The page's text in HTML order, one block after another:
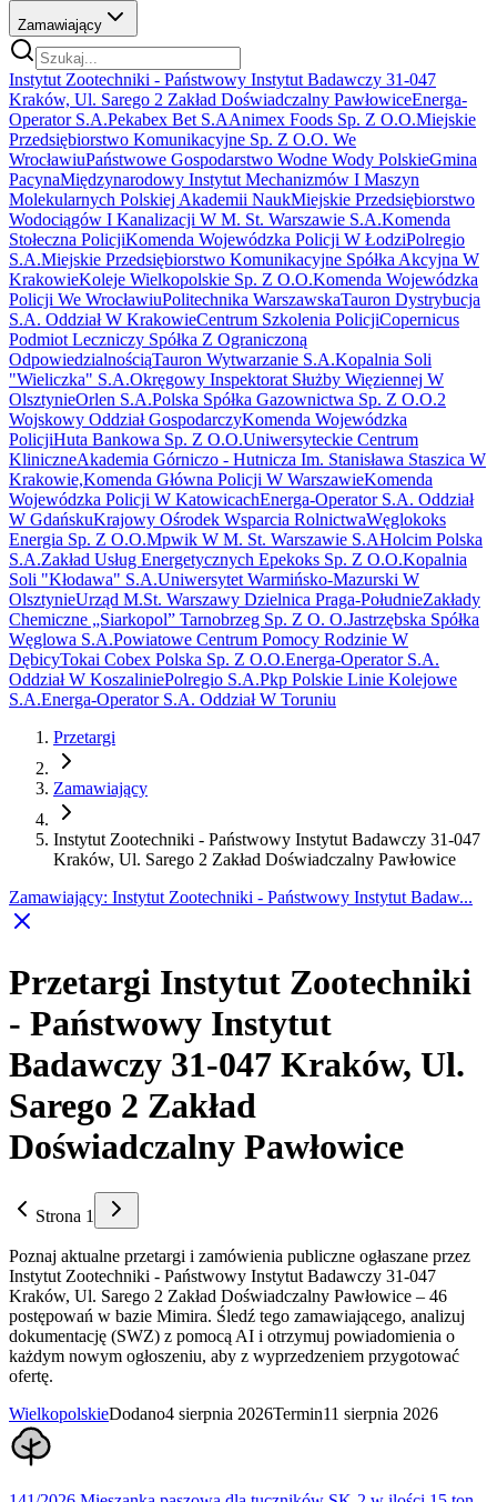
Zamawiający
Instytut Zootechniki - Państwowy Instytut Badawczy 31-047
Kraków, Ul. Sarego 2 Zakład Doświadczalny PawłowiceEnerga-
Operator S.A.Pekabex Bet S.AAnimex Foods Sp. Z O.O.Miejskie
Przedsiębiorstwo Komunikacyjne Sp. Z O.O. We
WrocławiuPaństwowe Gospodarstwo Wodne Wody PolskieGmina
PacynaMiędzynarodowy Instytut Mechanizmów I Maszyn
Molekularnych Polskiej Akademii NaukMiejskie Przedsiębiorstwo
Wodociągów I Kanalizacji W M. St. Warszawie S.A.Komenda
Stołeczna PolicjiKomenda Wojewódzka Policji W ŁodziPolregio
S.A.Miejskie Przedsiębiorstwo Komunikacyjne Spółka Akcyjna W
KrakowieKoleje Wielkopolskie Sp. Z O.O.Komenda Wojewódzka
Policji We WrocławiuPolitechnika WarszawskaTauron Dystrybucja
S.A. Oddział W KrakowieCentrum Szkolenia PolicjiCopernicus
Podmiot Leczniczy Spółka Z Ograniczoną
OdpowiedzialnościąTauron Wytwarzanie S.A.Kopalnia Soli
"Wieliczka" S.A.Okręgowy Inspektorat Służby Więziennej W
OlsztynieOrlen S.A.Polska Spółka Gazownictwa Sp. Z O.O.2
Wojskowy Oddział GospodarczyKomenda Wojewódzka
PolicjiHuta Bankowa Sp. Z O.O.Uniwersyteckie Centrum
KliniczneAkademia Górniczo - Hutnicza Im. Stanisława Staszica W
Krakowie,Komenda Główna Policji W WarszawieKomenda
Wojewódzka Policji W KatowicachEnerga-Operator S.A. Oddział
W GdańskuKrajowy Ośrodek Wsparcia RolnictwaWęglokoks
Energia Sp. Z O.O.Mpwik W M. St. Warszawie S.AHolcim Polska
S.A.Zakład Usług Energetycznych Epekoks Sp. Z O.O.Kopalnia
Soli "Kłodawa" S.A.Uniwersytet Warmińsko-Mazurski W
OlsztynieUrząd M.St. Warszawy Dzielnica Praga-PołudnieZakłady
Chemiczne „Siarkopol” Tarnobrzeg Sp. Z O. O.Jastrzębska Spółka
Węglowa S.A.Powiatowe Centrum Pomocy Rodzinie W
DębicyTokai Cobex Polska Sp. Z O.O.Energa-Operator S.A.
Oddział W KoszaliniePolregio S.A.Pkp Polskie Linie Kolejowe
S.A.Energa-Operator S.A. Oddział W Toruniu
Przetargi
Zamawiający
Instytut Zootechniki - Państwowy Instytut Badawczy 31-047
Kraków, Ul. Sarego 2 Zakład Doświadczalny Pawłowice
Zamawiający: Instytut Zootechniki - Państwowy Instytut Badaw...
Przetargi Instytut Zootechniki
- Państwowy Instytut
Badawczy 31-047 Kraków, Ul.
Sarego 2 Zakład
Doświadczalny Pawłowice
Strona 1
Poznaj aktualne przetargi i zamówienia publiczne ogłaszane przez
Instytut Zootechniki - Państwowy Instytut Badawczy 31-047
Kraków, Ul. Sarego 2 Zakład Doświadczalny Pawłowice – 46
postępowań w bazie Mimira. Śledź tego zamawiającego, analizuj
dokumentację (SWZ) z pomocą AI i otrzymuj powiadomienia o
każdym nowym ogłoszeniu, aby z wyprzedzeniem przygotować
ofertę.
WielkopolskieDodano4 sierpnia 2026Termin11 sierpnia 2026